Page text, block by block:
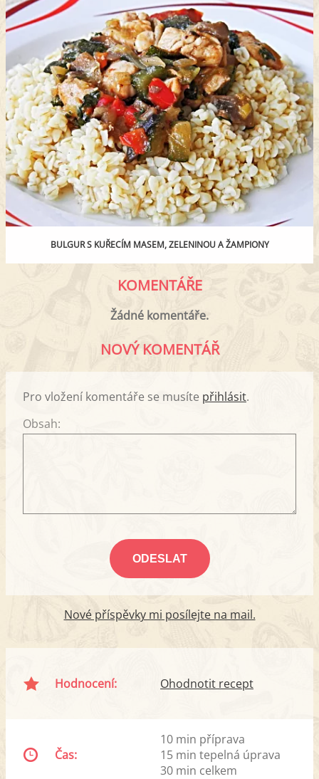
BULGUR S KUŘECÍM MASEM, ZELENINOU A ŽAMPIONY
KOMENTÁŘE
Žádné komentáře.
NOVÝ KOMENTÁŘ
Pro vložení komentáře se musíte přihlásit.
Obsah:
Nové příspěvky mi posílejte na mail.
Hodnocení: Ohodnotit recept
Čas:
10 min příprava
15 min tepelná úprava
30 min celkem